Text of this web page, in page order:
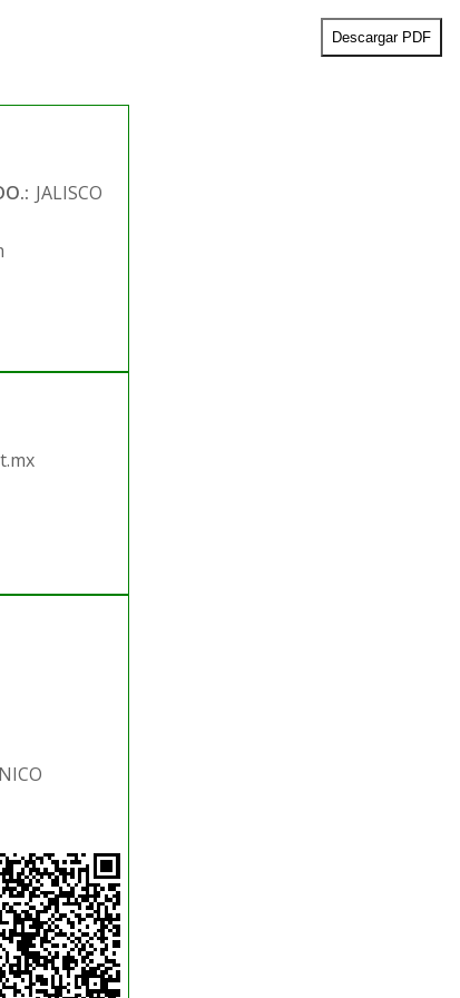
Descargar PDF
JALISCO